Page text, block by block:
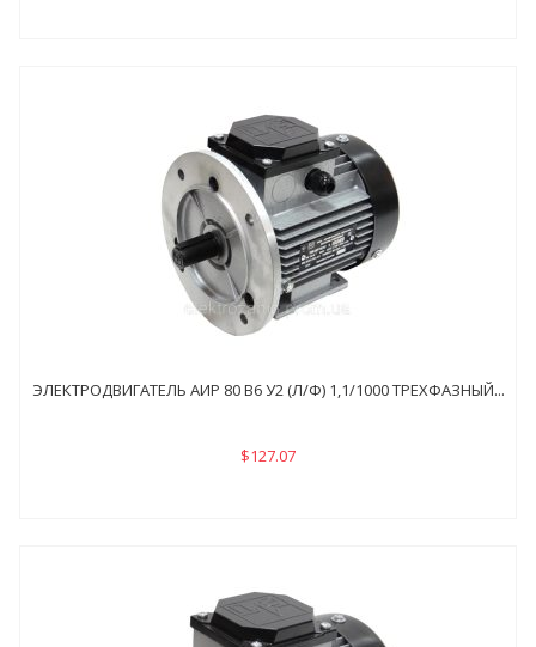
ЭЛЕКТРОДВИГАТЕЛЬ АИР 80 В6 У2 (Л/Ф) 1,1/1000 ТРЕХФАЗНЫЙ...
$127.07